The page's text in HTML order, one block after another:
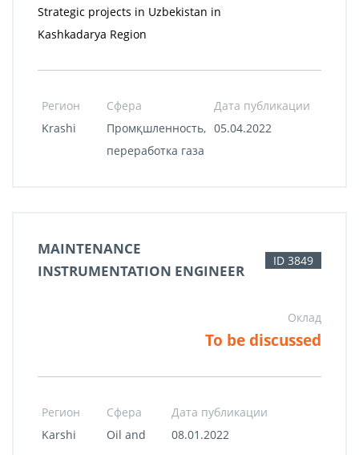
Strategic projects in Uzbekistan in
Kashkadarya Region
Регион Сфера
Дата публикации
Krashi
Промқшленность,
переработка газа
05.04.2022
MAINTENANCE
INSTRUMENTATION ENGINEER
ID 3849
Оклад
To be discussed
Регион Сфера
Дата публикации
Karshi
Oil and
08.01.2022